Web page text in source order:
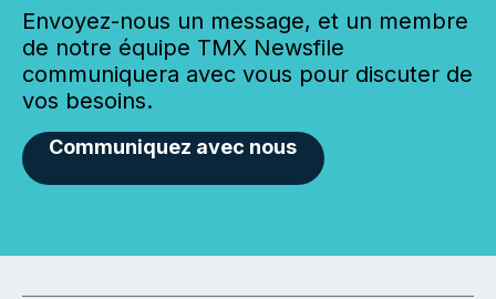
Envoyez-nous un message, et un membre
de notre équipe TMX Newsfile
communiquera avec vous pour discuter de
vos besoins.
Communiquez avec nous